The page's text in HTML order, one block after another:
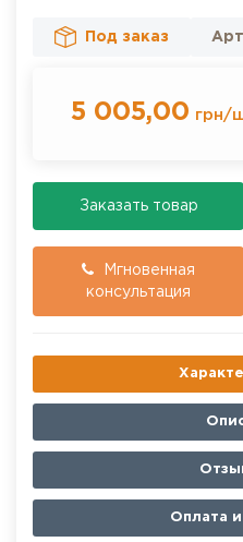
Под заказ
5 005,00 грн/
Заказать товар
Мгновенная
консультация
Оплата и